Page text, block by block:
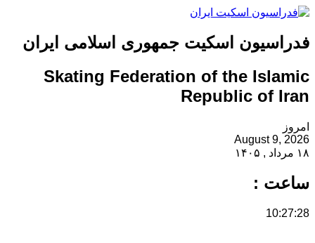
فدراسیون اسکیت جمهوری اسلامی ایران
Skating Federation of the Islamic
Republic of Iran
امروز
August 9, 2026
۱۸ مرداد , ۱۴۰۵
ساعت :
10:27:28